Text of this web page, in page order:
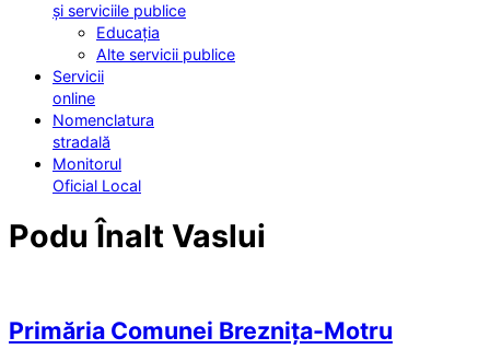
și serviciile publice
Educația
Alte servicii publice
Servicii
online
Nomenclatura
stradală
Monitorul
Oficial Local
Podu Înalt Vaslui
Primăria Comunei Breznița-Motru